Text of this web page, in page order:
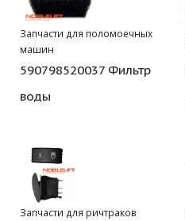
Запчасти для поломоечных
машин
590798520037 Фильтр
воды
Запчасти для ричтраков